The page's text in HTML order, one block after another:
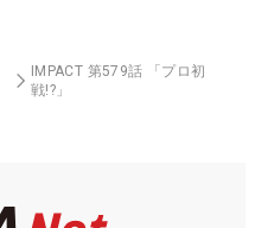
IMPACT 第579話 「プロ初
戦!?」